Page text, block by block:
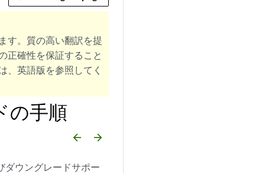
す。質の高い翻訳を提
正確性を保証すること
、英語版を参照してく
の手順
arrow_backward arrow_forward
ダウングレードサポー